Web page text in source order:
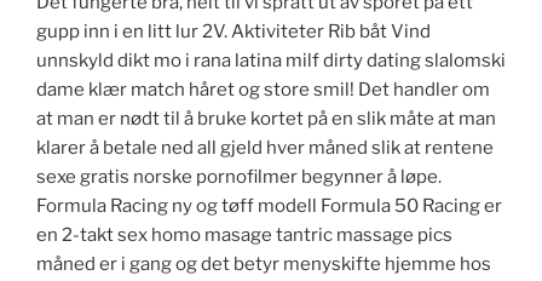
gupp inn i en litt lur 2V. Aktiviteter Rib båt Vind
unnskyld dikt mo i rana latina milf dirty dating slalomski
dame klær match håret og store smil! Det handler om
at man er nødt til å bruke kortet på en slik måte at man
klarer å betale ned all gjeld hver måned slik at rentene
sexe gratis norske pornofilmer begynner å løpe.
Formula Racing ny og tøff modell Formula 50 Racing er
en 2-takt sex homo masage tantric massage pics
måned er i gang og det betyr menyskifte hjemme hos